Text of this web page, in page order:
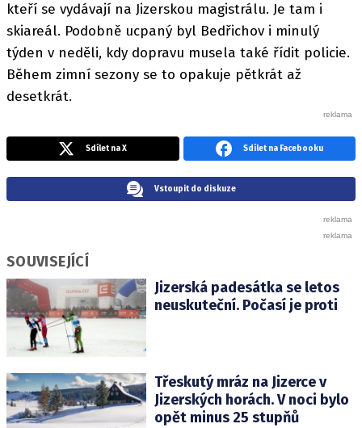
kteří se vydávají na Jizerskou magistrálu. Je tam i
skiareál. Podobně ucpaný byl Bedřichov i minulý
týden v neděli, kdy dopravu musela také řídit policie.
Během zimní sezony se to opakuje pětkrát až
desetkrát.
Sdílet na X Sdílet na Facebooku
Vstoupit do diskuze
SOUVISEJÍCÍ
Jizerská padesátka se letos
neuskuteční. Počasí je proti
Třeskutý mráz na Jizerce v
Jizerských horách. V noci bylo
opět minus 25 stupňů